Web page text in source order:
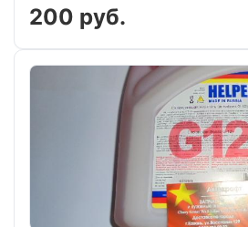
200 руб.